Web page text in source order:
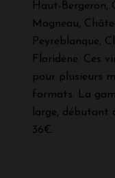
Haut-Bergeron,
Magneau,
Peyreblanque,
Floridène. Ces
pour plusieurs
formats. La
large,
36€.